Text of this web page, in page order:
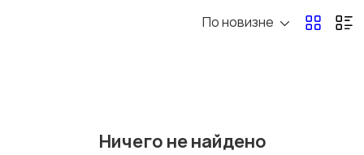
По новизне
Ничего не найдено